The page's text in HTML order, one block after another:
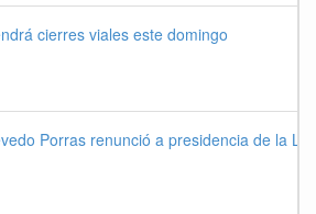
cierres viales este domingo
Porras renunció a presidencia de la